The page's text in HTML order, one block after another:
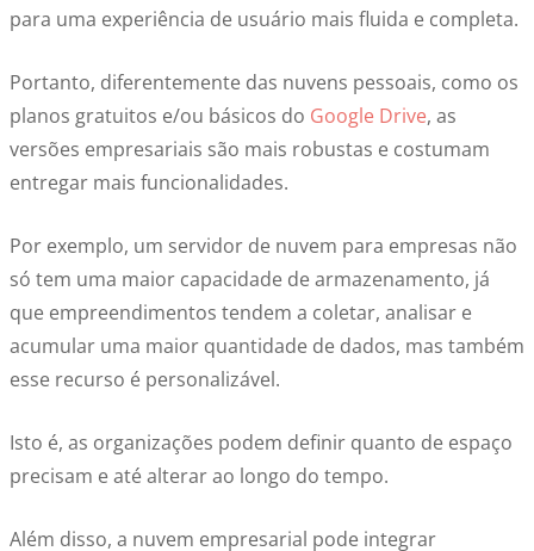
para uma experiência de usuário mais fluida e completa.
Portanto, diferentemente das nuvens pessoais, como os
planos gratuitos e/ou básicos do Google Drive, as
versões empresariais são mais robustas e costumam
entregar mais funcionalidades.
Por exemplo, um servidor de nuvem para empresas não
só tem uma maior capacidade de armazenamento, já
que empreendimentos tendem a coletar, analisar e
acumular uma maior quantidade de dados, mas também
esse recurso é personalizável.
Isto é, as organizações podem definir quanto de espaço
precisam e até alterar ao longo do tempo.
Além disso, a nuvem empresarial pode integrar